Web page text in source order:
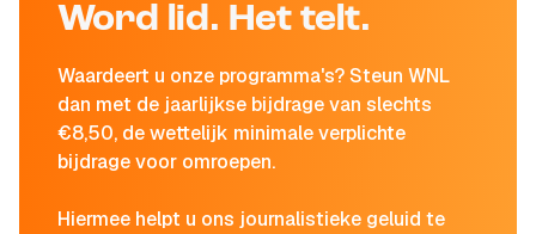
Word lid. Het telt.
Waardeert u onze programma's? Steun WNL
dan met de jaarlijkse bijdrage van slechts
€8,50, de wettelijk minimale verplichte
bijdrage voor omroepen.
Hiermee helpt u ons journalistieke geluid te